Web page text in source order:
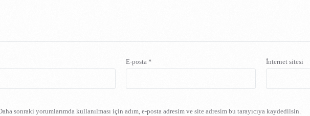
E-posta* İnternet sitesi
sonraki yorumlarımda kullanılması için adım, e-posta adresim ve site adresim bu tarayıcıya kaydedilsin.